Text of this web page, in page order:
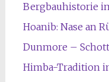
Bergbauhistorie
Hoanib: Nase an
Dunmore –
Himba-Tradition